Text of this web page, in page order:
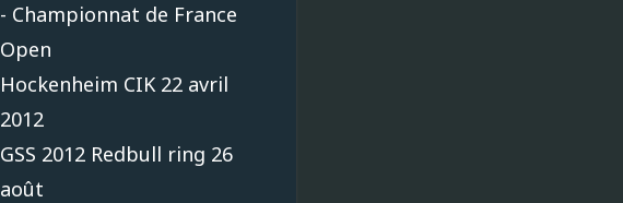
- Championnat de France
Open
Hockenheim CIK 22 avril
2012
GSS 2012 Redbull ring 26
août